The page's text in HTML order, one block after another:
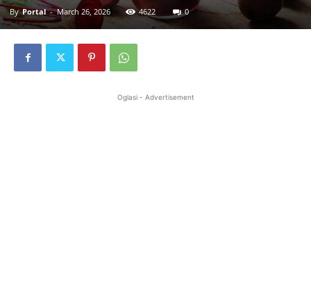
By Portal - March 26, 2026 4622 0
Oglasi - Advertisement